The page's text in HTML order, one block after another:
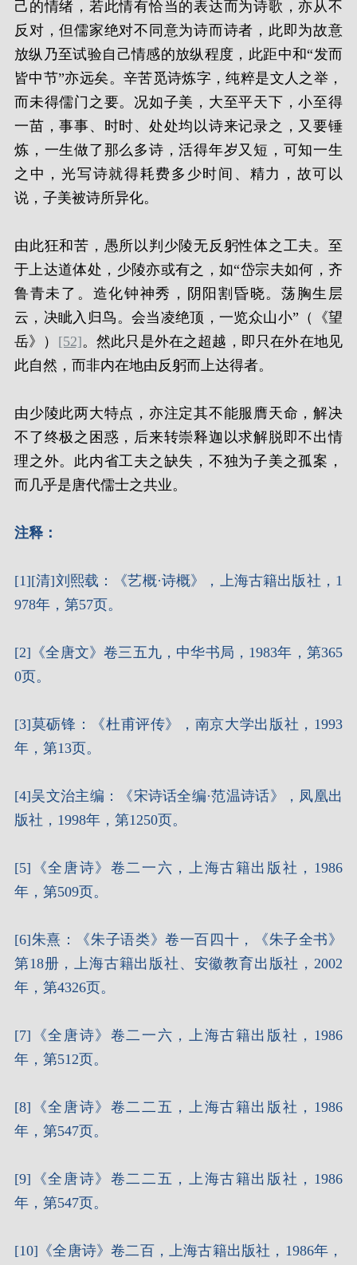
己的情绪，若此情有恰当的表达而为诗歌，亦从不
反对，但儒家绝对不同意为诗而诗者，此即为故意
放纵乃至试验自己情感的放纵程度，此距中和“发而
皆中节”亦远矣。辛苦觅诗炼字，纯粹是文人之举，
而未得儒门之要。况如子美，大至平天下，小至得
一苗，事事、时时、处处均以诗来记录之，又要锤
炼，一生做了那么多诗，活得年岁又短，可知一生
之中，光写诗就得耗费多少时间、精力，故可以
说，子美被诗所异化。
由此狂和苦，愚所以判少陵无反躬性体之工夫。至
于上达道体处，少陵亦或有之，如“岱宗夫如何，齐
鲁青未了。造化钟神秀，阴阳割昏晓。荡胸生层
云，决眦入归鸟。会当凌绝顶，一览众山小”（《望
岳》） [52]。然此只是外在之超越，即只在外在地见
此自然，而非内在地由反躬而上达得者。
由少陵此两大特点，亦注定其不能服膺天命，解决
不了终极之困惑，后来转崇释迦以求解脱即不出情
理之外。此内省工夫之缺失，不独为子美之孤案，
而几乎是唐代儒士之共业。
注释：
[1][清]刘熙载：《艺概·诗概》，上海古籍出版社，1
978年，第57页。
[2]《全唐文》卷三五九，中华书局，1983年，第365
0页。
[3]莫砺锋：《杜甫评传》，南京大学出版社，1993
年，第13页。
[4]吴文治主编：《宋诗话全编·范温诗话》，凤凰出
版社，1998年，第1250页。
[5]《全唐诗》卷二一六，上海古籍出版社，1986
年，第509页。
[6]朱熹：《朱子语类》卷一百四十，《朱子全书》
第18册，上海古籍出版社、安徽教育出版社，2002
年，第4326页。
[7]《全唐诗》卷二一六，上海古籍出版社，1986
年，第512页。
[8]《全唐诗》卷二二五，上海古籍出版社，1986
年，第547页。
[9]《全唐诗》卷二二五，上海古籍出版社，1986
年，第547页。
[10]《全唐诗》卷二百，上海古籍出版社，1986年，